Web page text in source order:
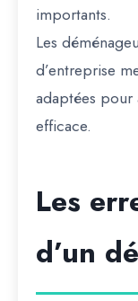
importants.
Les
d’entreprise
adaptées pour
efficace.
Les
d’un